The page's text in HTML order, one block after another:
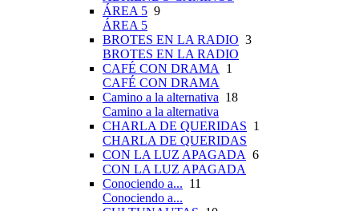
ÁREA 5 9
ÁREA 5
BROTES EN LA RADIO 3
BROTES EN LA RADIO
CAFÉ CON DRAMA 1
CAFÉ CON DRAMA
Camino a la alternativa 18
Camino a la alternativa
CHARLA DE QUERIDAS 1
CHARLA DE QUERIDAS
CON LA LUZ APAGADA 6
CON LA LUZ APAGADA
Conociendo a... 11
Conociendo a...